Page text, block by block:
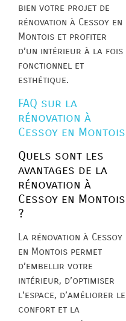
bien votre projet de
rénovation à Cessoy en
Montois et profiter
d’un intérieur à la fois
fonctionnel et
esthétique.
FAQ sur la
rénovation à
Cessoy en Montois
Quels sont les
avantages de la
rénovation à
Cessoy en Montois
?
La rénovation à Cessoy
en Montois permet
d’embellir votre
intérieur, d’optimiser
l’espace, d’améliorer le
confort et la